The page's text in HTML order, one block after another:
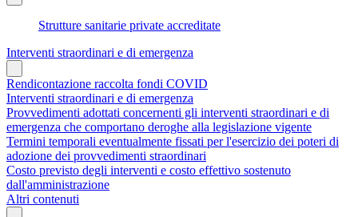
Strutture sanitarie private accreditate
Interventi straordinari e di emergenza
Rendicontazione raccolta fondi COVID
Interventi straordinari e di emergenza
Provvedimenti adottati concernenti gli interventi straordinari e di
emergenza che comportano deroghe alla legislazione vigente
Termini temporali eventualmente fissati per l'esercizio dei poteri di
adozione dei provvedimenti straordinari
Costo previsto degli interventi e costo effettivo sostenuto
dall'amministrazione
Altri contenuti